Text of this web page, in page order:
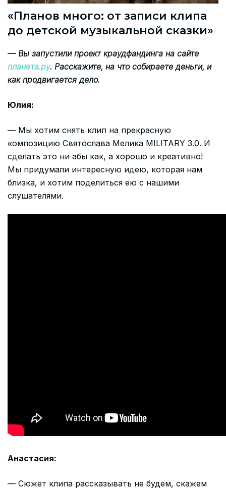
«Планов много: от записи клипа
до детской музыкальной сказки»
— Вы запустили проект краудфандинга на сайте
планета.ру. Расскажите, на что собираете деньги, и
как продвигается дело.
Юлия:
— Мы хотим снять клип на прекрасную
композицию Святослава Мелика MILITARY 3.0. И
сделать это ни абы как, а хорошо и креативно!
Мы придумали интересную идею, которая нам
близка, и хотим поделиться ею с нашими
слушателями.
Анастасия:
— Сюжет клипа рассказывать не будем, скажем